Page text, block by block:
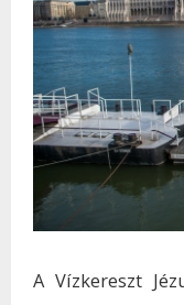
A Vízkereszt